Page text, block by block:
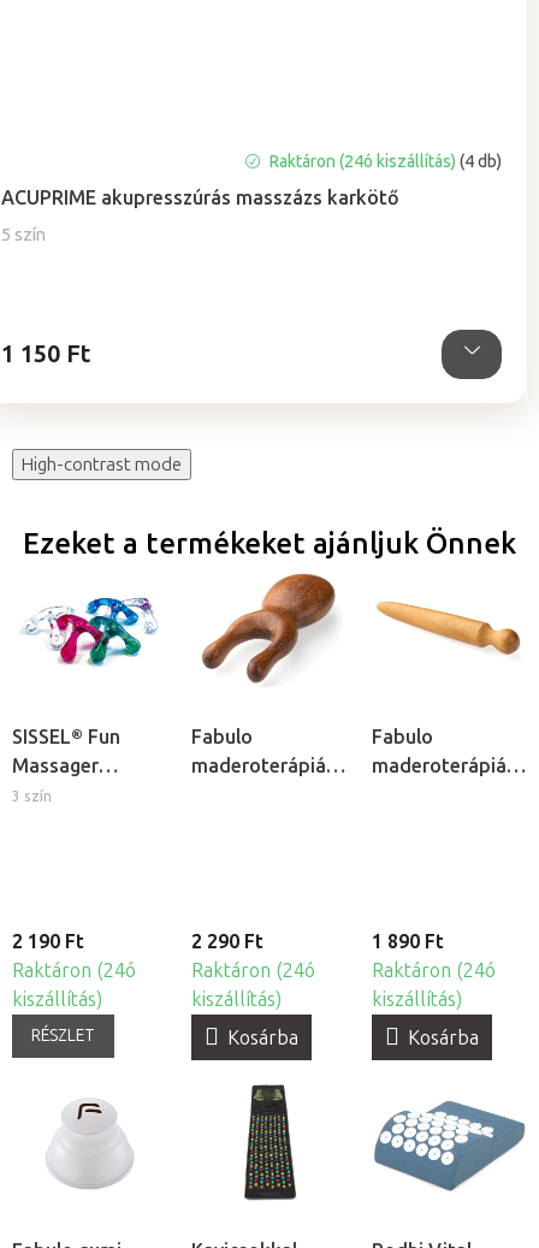
ACUPRIME akupresszúrás masszázs karkötő
5 szín
átlagos
értékelése
Raktáron (24ó kiszállítás)(4 db)
1 150 Ft
High-contrast mode
Ezeket a termékeket ajánljuk Önnek
SISSEL® Fun
Massager
háromlábú kézi
3 szín
2 190 Ft
Raktáron (24ó
kiszállítás)
RÉSZLET
Fabulo
maderoterápiás
2 290 Ft
Raktáron (24ó
kiszállítás)
Kosárba
Fabulo
maderoterápiás
1 890 Ft
Raktáron (24ó
kiszállítás)
Kosárba